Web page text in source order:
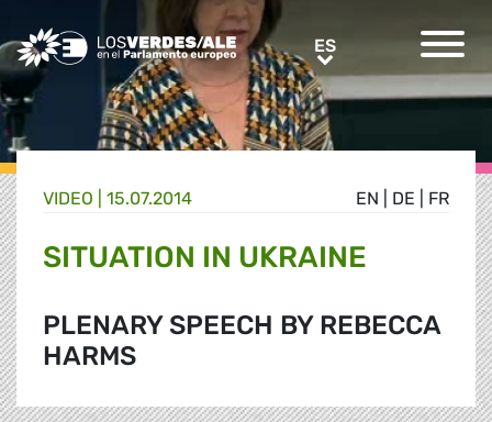
Greens/EFA Home ESES
EN DE FR
VIDEO | 15.07.2014
SITUATION IN UKRAINE
PLENARY SPEECH BY REBECCA
HARMS